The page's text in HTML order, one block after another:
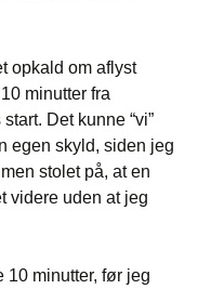
opkald om aflyst
minutter fra
Det kunne “vi”
egen skyld, siden jeg
stolet på, at en
videre uden at jeg
10 minutter, før jeg